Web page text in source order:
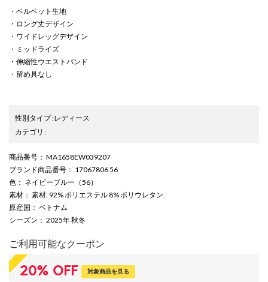
・ベルベット生地
・ロング丈デザイン
・ワイドレッグデザイン
・ミッドライズ
・伸縮性ウエストバンド
・留め具なし
性別タイプ:レディース
カテゴリ :
商品番号 ： MA1658EW039207
ブランド商品番号 ： 17067806 56
色 ： ネイビーブルー（56）
素材 ： 素材: 92% ポリエステル 8% ポリウレタン.
原産国 ： ベトナム
シーズン ： 2025年 秋冬
ご利用可能なクーポン
20% OFF 対象商品を見る